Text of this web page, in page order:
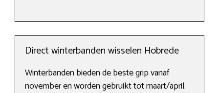
Direct winterbanden wisselen Hobrede
Winterbanden bieden de beste grip vanaf
november en worden gebruikt tot maart/april.